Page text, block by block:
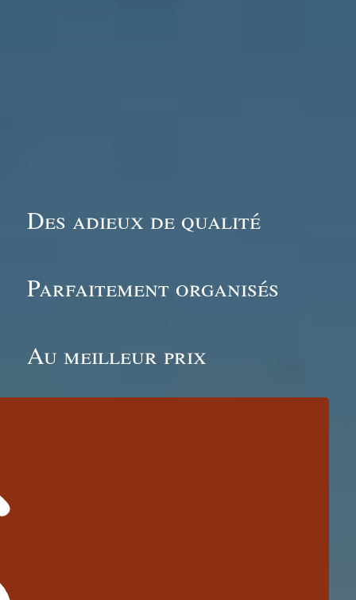
Des adieux de qualité
Parfaitement organisés
Au meilleur prix